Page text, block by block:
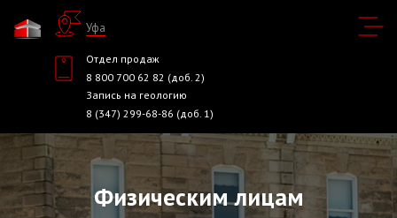
Уфа
Отдел продаж
8 800 700 62 82 (доб. 2)
Запись на геологию
8 (347) 299-68-86 (доб. 1)
Физическим лицам